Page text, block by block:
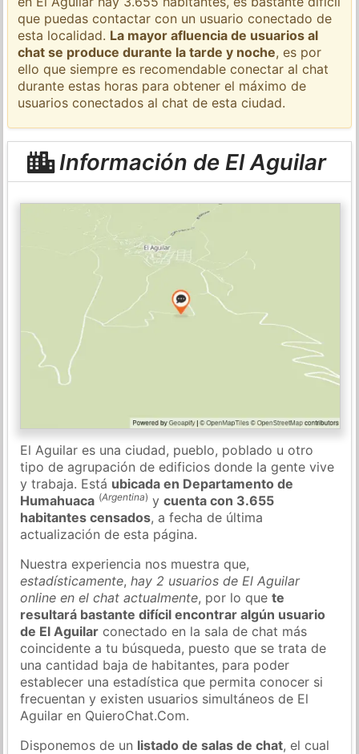
que puedas contactar con un usuario conectado de
esta localidad. La mayor afluencia de usuarios al
chat se produce durante la tarde y noche, es por
ello que siempre es recomendable conectar al chat
durante estas horas para obtener el máximo de
usuarios conectados al chat de esta ciudad.
Información de El Aguilar
El Aguilar es una ciudad, pueblo, poblado u otro
tipo de agrupación de edificios donde la gente vive
y trabaja. Está ubicada en Departamento de
Humahuaca (Argentina) ycuenta con 3.655
habitantes censados, a fecha de última
actualización de esta página.
Nuestra experiencia nos muestra que,
estadísticamente,hay 2 usuarios de El Aguilar
online en el chat actualmente, por lo quete
resultará bastante difícil encontrar algún usuario
de El Aguilar conectado en la sala de chat más
coincidente a tu búsqueda, puesto que se trata de
una cantidad baja de habitantes, para poder
establecer una estadística que permita conocer si
frecuentan y existen usuarios simultáneos de El
Aguilar en QuieroChat.Com.
Disponemos de un listado de salas de chat, el cual